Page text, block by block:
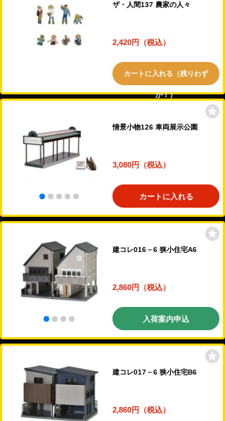
ザ・人間137 農家の人々
2,420円（税込）
カートに入れる（残りわず
か！）
情景小物126 車両展示公園
3,080円（税込）
カートに入れる
建コレ016－6 狭小住宅A6
2,860円（税込）
入荷案内申込
建コレ017－6 狭小住宅B6
2,860円（税込）